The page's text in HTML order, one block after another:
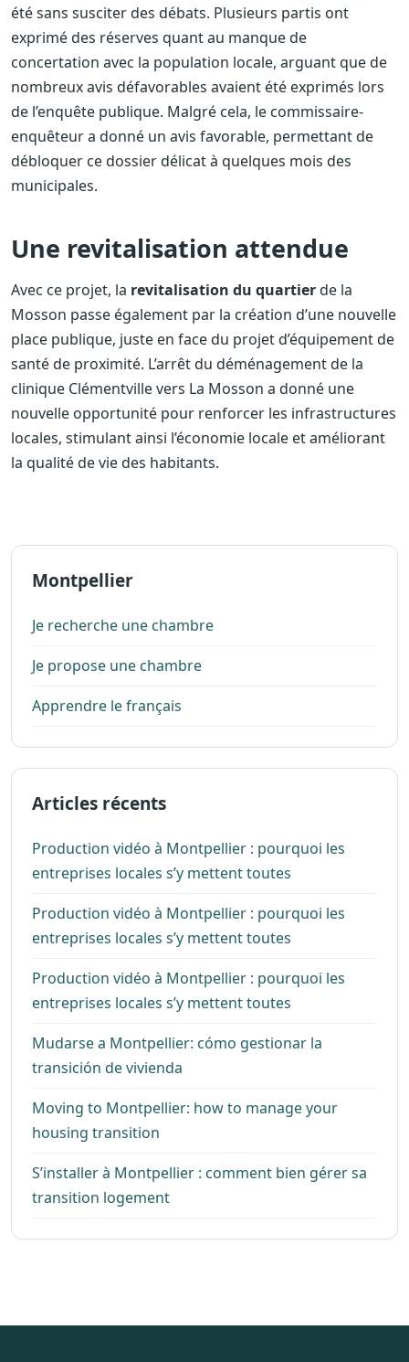
été sans susciter des débats. Plusieurs partis ont
exprimé des réserves quant au manque de
concertation avec la population locale, arguant que de
nombreux avis défavorables avaient été exprimés lors
de l’enquête publique. Malgré cela, le commissaire-
enquêteur a donné un avis favorable, permettant de
débloquer ce dossier délicat à quelques mois des
municipales.
Une revitalisation attendue
Avec ce projet, la revitalisation du quartierde la
Mosson passe également par la création d’une nouvelle
place publique, juste en face du projet d’équipement de
santé de proximité. L’arrêt du déménagement de la
clinique Clémentville vers La Mosson a donné une
nouvelle opportunité pour renforcer les infrastructures
locales, stimulant ainsi l’économie locale et améliorant
la qualité de vie des habitants.
Montpellier
Je recherche une chambre
Je propose une chambre
Apprendre le français
Articles récents
Production vidéo à Montpellier : pourquoi les
entreprises locales s’y mettent toutes
Production vidéo à Montpellier : pourquoi les
entreprises locales s’y mettent toutes
Production vidéo à Montpellier : pourquoi les
entreprises locales s’y mettent toutes
Mudarse a Montpellier: cómo gestionar la
transición de vivienda
Moving to Montpellier: how to manage your
housing transition
S’installer à Montpellier : comment bien gérer sa
transition logement